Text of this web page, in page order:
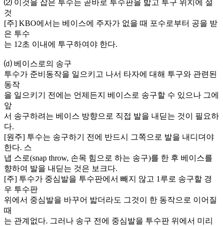
⑵ 이것을 잡은 투수는 곧바로 투수판을 밟고 투구 위치에 설
것
[주] KBO에서는 베이스에 주자가 없을 때 포수로부터 공을 받
은 투수
는 12초 이내에 투구하여야 한다.
⒟ 베이스로의 송구
투수가 준비동작을 일으키고 나서 타자에 대해 투구와 관련된
동작
을 일으키기 전에는 언제든지 베이스로 송구할 수 있으나 그에
앞
서 송구하려는 베이스 방향으로 직접 발을 내딛는 것이 필요하
다.
[원주] 투수는 송구하기 전에 반드시 그쪽으로 발을 내디뎌야
한다. 스
냅 스로(snap throw, 손목 힘으로 하는 송구)를 한 후 베이스를
향하여 발을 내딛는 것은 보크다.
[주] 투수가 중심발을 투수판에서 빼지 않고 1루로 송구할 경
우 투수판
위에서 중심발을 바꾸어 밟더라도 그것이 한 동작으로 이어질
때
는 관계없다. 그러나 송구 전에 중심발을 투수판 위에서 미리